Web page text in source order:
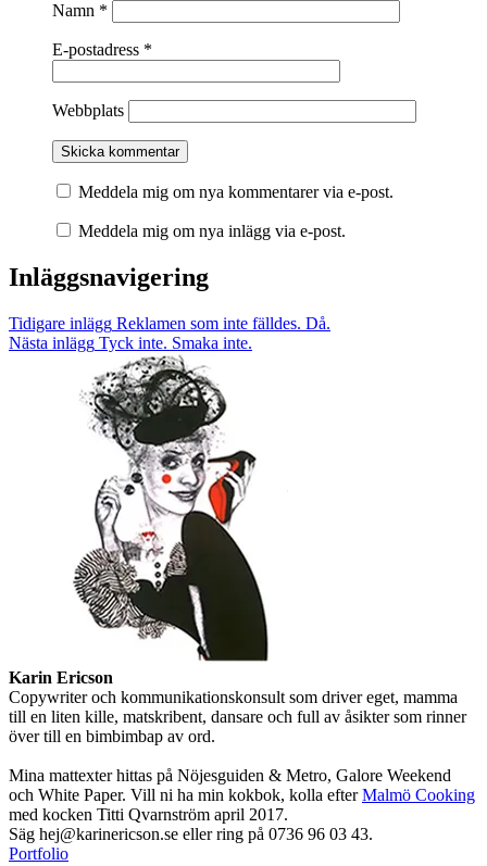
Namn *
E-postadress *
Webbplats
Meddela mig om nya kommentarer via e-post.
Meddela mig om nya inlägg via e-post.
Inläggsnavigering
Tidigare inlägg Reklamen som inte fälldes. Då.
Nästa inlägg Tyck inte. Smaka inte.
Karin Ericson
Copywriter och kommunikationskonsult som driver eget, mamma
till en liten kille, matskribent, dansare och full av åsikter som rinner
över till en bimbimbap av ord.
Mina mattexter hittas på Nöjesguiden & Metro, Galore Weekend
och White Paper. Vill ni ha min kokbok, kolla efterMalmö Cooking
med kocken Titti Qvarnström april 2017.
Säg hej@karinericson.se eller ring på 0736 96 03 43.
Portfolio